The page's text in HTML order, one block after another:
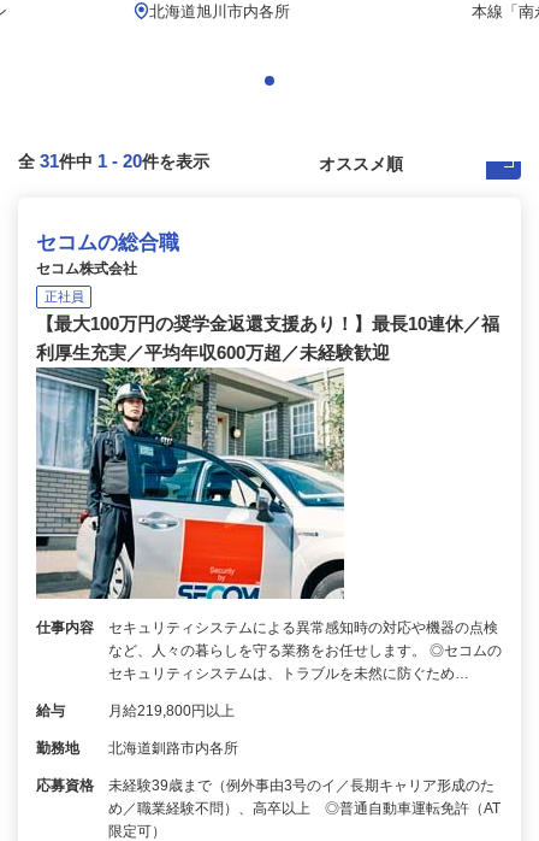
北海道旭川市内各所
本線「南
全 31件中 1 - 20件を表示
セコムの総合職
セコム株式会社
正社員
【最大100万円の奨学金返還支援あり！】最長10連休／福
利厚生充実／平均年収600万超／未経験歓迎
仕事内容
セキュリティシステムによる異常感知時の対応や機器の点検
など、人々の暮らしを守る業務をお任せします。 ◎セコムの
セキュリティシステムは、トラブルを未然に防ぐため…
給与 月給219,800円以上
勤務地 北海道釧路市内各所
応募資格
未経験39歳まで（例外事由3号のイ／長期キャリア形成のた
め／職業経験不問）、高卒以上 ◎普通自動車運転免許（AT
限定可）